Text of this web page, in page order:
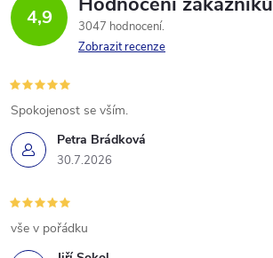
4,9
3047 hodnocení
Zobrazit recenze
Petra Brádková
30.7.2026
Spokojenost se vším.
vše v pořádku